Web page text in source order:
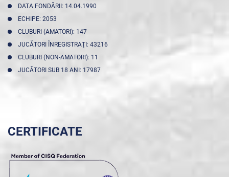
DATA FONDĂRII: 14.04.1990
ECHIPE: 2053
CLUBURI (AMATORI): 147
JUCĂTORI ÎNREGISTRAŢI: 43216
CLUBURI (NON-AMATORI): 11
JUCĂTORI SUB 18 ANI: 17987
CERTIFICATE